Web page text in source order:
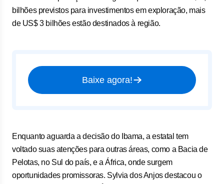
bilhões previstos para investimentos em exploração, mais
de US$ 3 bilhões estão destinados à região.
Baixe agora!
Enquanto aguarda a decisão do Ibama, a estatal tem
voltado suas atenções para outras áreas, como a Bacia de
Pelotas, no Sul do país, e a África, onde surgem
oportunidades promissoras. Sylvia dos Anjos destacou o